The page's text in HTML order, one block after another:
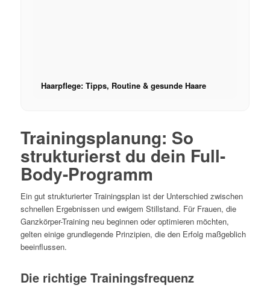
Haarpflege: Tipps, Routine & gesunde Haare
Trainingsplanung: So
strukturierst du dein Full-
Body-Programm
Ein gut strukturierter Trainingsplan ist der Unterschied zwischen
schnellen Ergebnissen und ewigem Stillstand. Für Frauen, die
Ganzkörper-Training neu beginnen oder optimieren möchten,
gelten einige grundlegende Prinzipien, die den Erfolg maßgeblich
beeinflussen.
Die richtige Trainingsfrequenz